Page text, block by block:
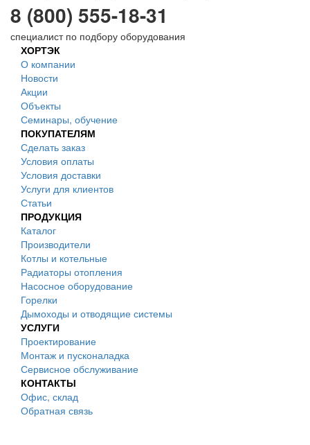
8 (800) 555-18-31
специалист по подбору оборудования
ХОРТЭК
О компании
Новости
Акции
Объекты
Семинары, обучение
ПОКУПАТЕЛЯМ
Сделать заказ
Условия оплаты
Условия доставки
Услуги для клиентов
Статьи
ПРОДУКЦИЯ
Каталог
Производители
Котлы и котельные
Радиаторы отопления
Насосное оборудование
Горелки
Дымоходы и отводящие системы
УСЛУГИ
Проектирование
Монтаж и пусконаладка
Сервисное обслуживание
КОНТАКТЫ
Офис, склад
Обратная связь